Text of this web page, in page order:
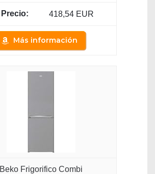
418,54 EUR
Más información
Beko Frigorifico Combi